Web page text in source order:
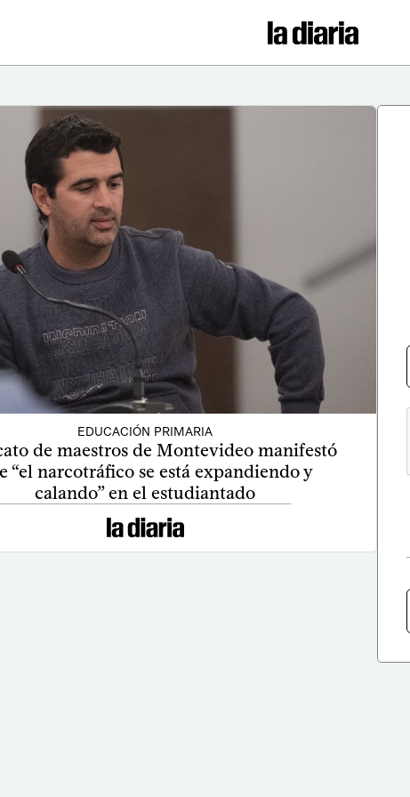
EDUCACIÓN PRIMARIA
de maestros de Montevideo manifestó
“el narcotráfico se está expandiendo y
calando” en el estudiantado